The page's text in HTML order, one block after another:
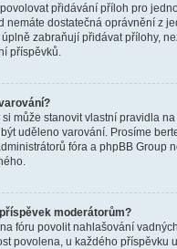
přidávání příloh pro
nemáte dostatečná oprávnění z
zabraňují přidávat přílohy,
příspěvků.
může stanovit vlastní pravidla
uděleno varování. Prosíme
fóra a phpBB Group
moderátorům?
fóru povolit nahlašování
povolena, u každého příspěvku